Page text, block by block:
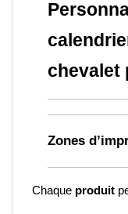
chevalet
Zones
Chaque produit